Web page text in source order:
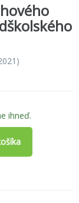
ihneď.